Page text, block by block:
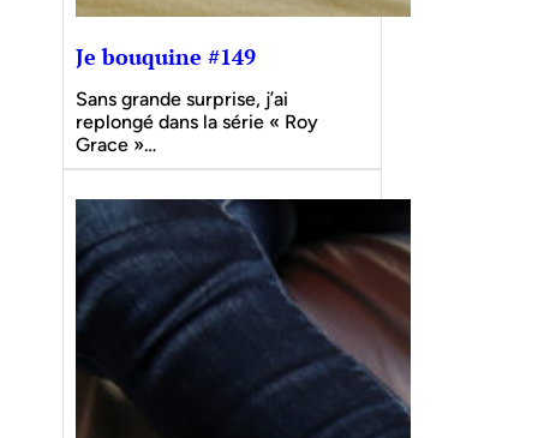
Je bouquine #149
Sans grande surprise, j’ai
replongé dans la série « Roy
Grace »…